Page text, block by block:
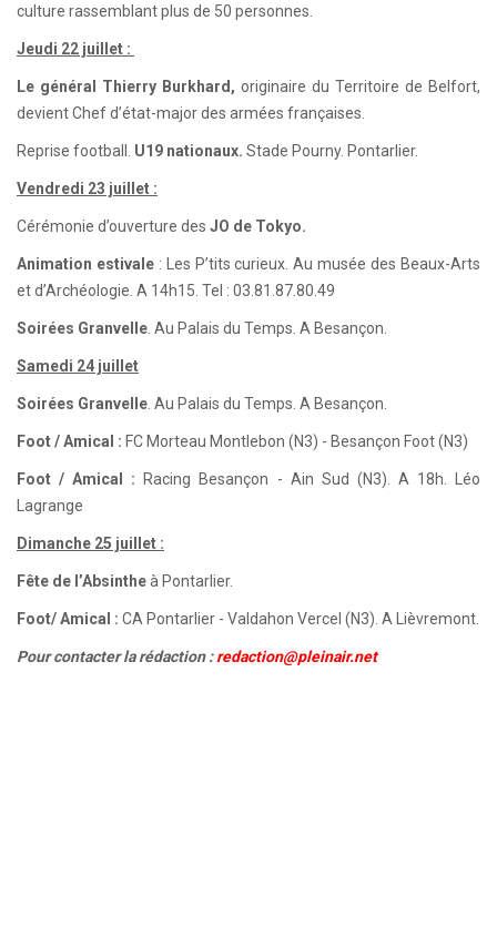
culture rassemblant plus de 50 personnes.
Jeudi 22 juillet :
Le général Thierry Burkhard, originaire du Territoire de Belfort,
devient Chef d’état-major des armées françaises.
Reprise football. U19 nationaux. Stade Pourny. Pontarlier.
Vendredi 23 juillet :
Cérémonie d’ouverture des JO de Tokyo.
Animation estivale: Les P’tits curieux. Au musée des Beaux-Arts
et d’Archéologie. A 14h15. Tel : 03.81.87.80.49
Soirées Granvelle . Au Palais du Temps. A Besançon.
Samedi 24 juillet
Soirées Granvelle . Au Palais du Temps. A Besançon.
Foot / Amical : FC Morteau Montlebon (N3) - Besançon Foot (N3)
Foot / Amical : Racing Besançon - Ain Sud (N3). A 18h. Léo
Lagrange
Dimanche 25 juillet :
Fête de l’Absintheà Pontarlier.
Foot/ Amical : CA Pontarlier - Valdahon Vercel (N3). A Lièvremont.
Pour contacter la rédaction :redaction@pleinair.net